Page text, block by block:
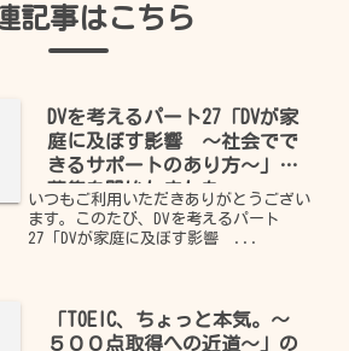
記事はこちら
DVを考えるパート27「DVが家
庭に及ぼす影響 ～社会でで
きるサポートのあり方～」の
募集を開始しました
いつもご利用いただきありがとうござい
ます。このたび、DVを考えるパート
27「DVが家庭に及ぼす影響 ...
「TOEIC、ちょっと本気。～
５００点取得への近道～」の